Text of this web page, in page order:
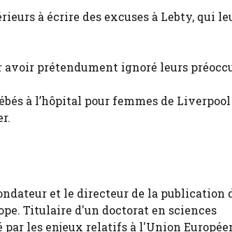
à écrire des excuses à Lebty, qui
avoir prétendument ignoré leurs
à l’hôpital pour femmes de
et le directeur de la publication
Titulaire d'un doctorat en sciences
par les enjeux relatifs à l'Union